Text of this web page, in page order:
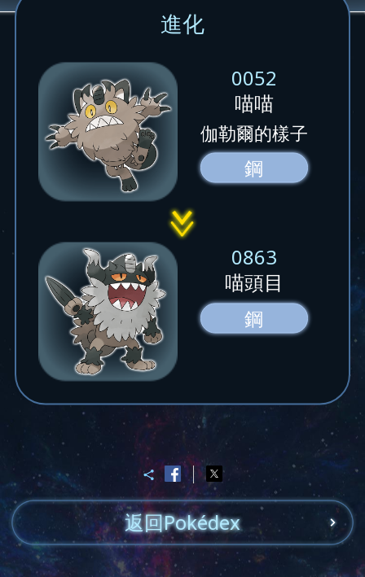
進化
0052
喵喵
伽勒爾的樣子
鋼
0863
喵頭目
鋼
返回Pokédex